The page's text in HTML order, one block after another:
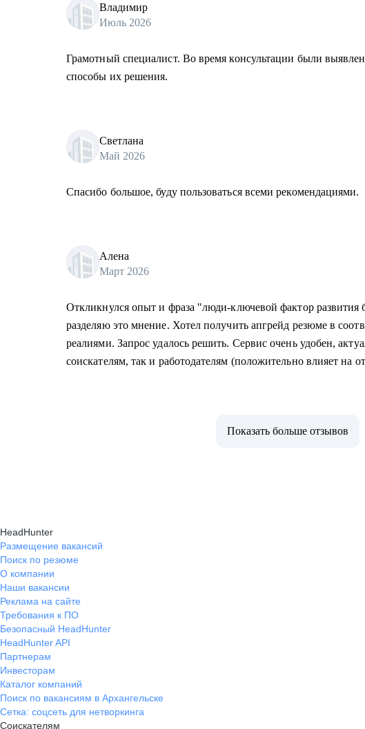
Владимир
Июль 2026
Грамотный специалист. Во время консультации были
способы их решения.
Светлана
Май 2026
Спасибо большое, буду пользоваться всеми рекомендациями.
Алена
Март 2026
Откликнулся опыт и фраза "люди-ключевой фактор развития
разделяю это мнение. Хотел получить апгрейд резюме в
реалиями. Запрос удалось решить. Сервис очень удобен,
соискателям, так и работодателям (положительно влияет на
Показать больше отзывов
HeadHunter
Размещение вакансий
Поиск по резюме
О компании
Наши вакансии
Реклама на сайте
Требования к ПО
Безопасный HeadHunter
HeadHunter API
Партнерам
Инвесторам
Каталог компаний
Поиск по вакансиям в Архангельске
Сетка: соцсеть для нетворкинга
Соискателям